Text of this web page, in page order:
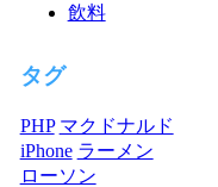
飲料
タグ
PHP マクドナルド
iPhone ラーメン
ローソン